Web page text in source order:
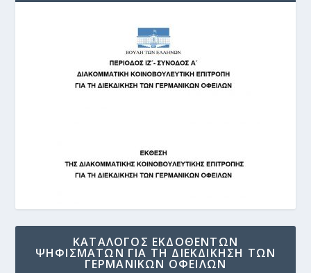
ΚΑΤΑΛΟΓΟΣ ΕΚΔΟΘΕΝΤΩΝ
ΨΗΦΙΣΜΑΤΩΝ ΓΙΑ ΤΗ ΔΙΕΚΔΙΚΗΣΗ ΤΩΝ
ΓΕΡΜΑΝΙΚΩΝ ΟΦΕΙΛΩΝ